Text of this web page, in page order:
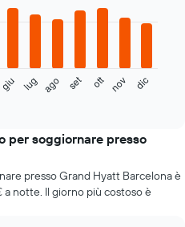
giu lug ago set ott nov dic
per soggiornare presso
presso Grand Hyatt Barcelona è
notte. Il giorno più costoso è